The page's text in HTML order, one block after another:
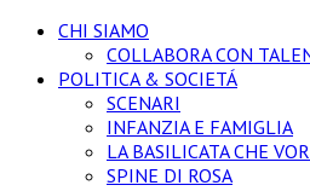
CHI SIAMO
COLLABORA CON
POLITICA & SOCIETÁ
SCENARI
INFANZIA E FAMIGLIA
LA BASILICATA CHE
SPINE DI ROSA